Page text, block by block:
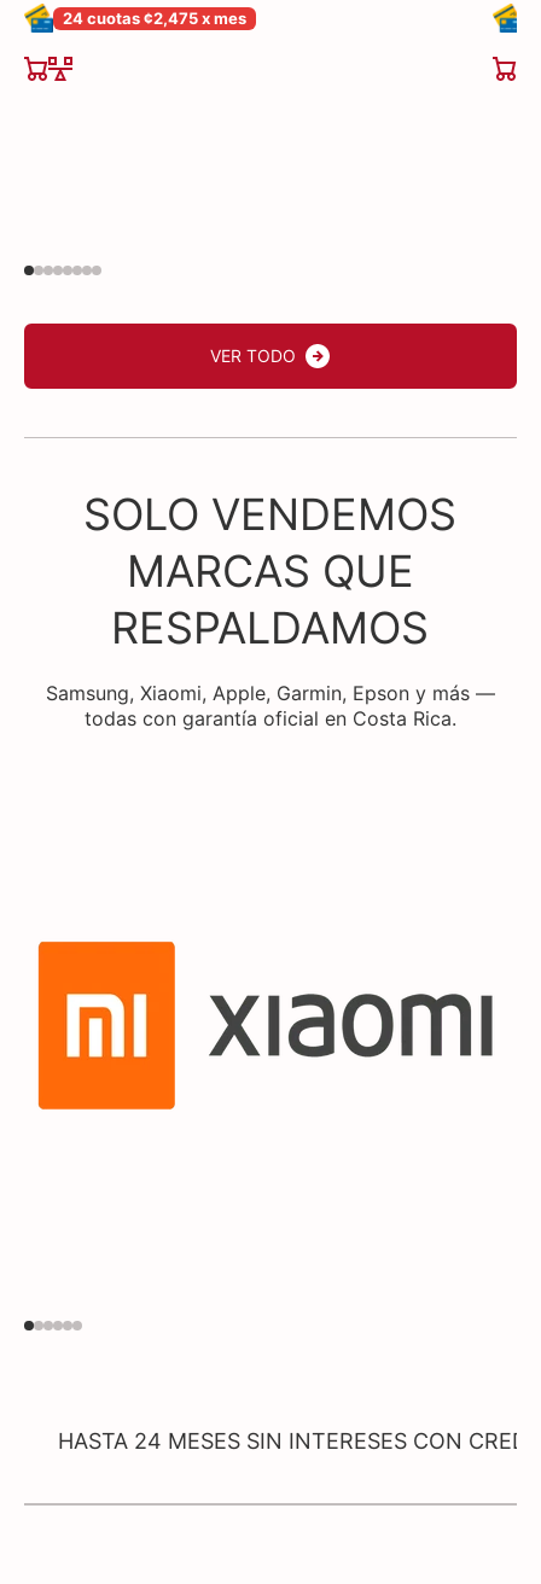
24 cuotas ¢2,475 x mes
VER TODO
SOLO VENDEMOS
MARCAS QUE
RESPALDAMOS
Samsung, Xiaomi, Apple, Garmin, Epson y más —
todas con garantía oficial en Costa Rica.
SIN INTERESES CON CREDOMATIC- BCR